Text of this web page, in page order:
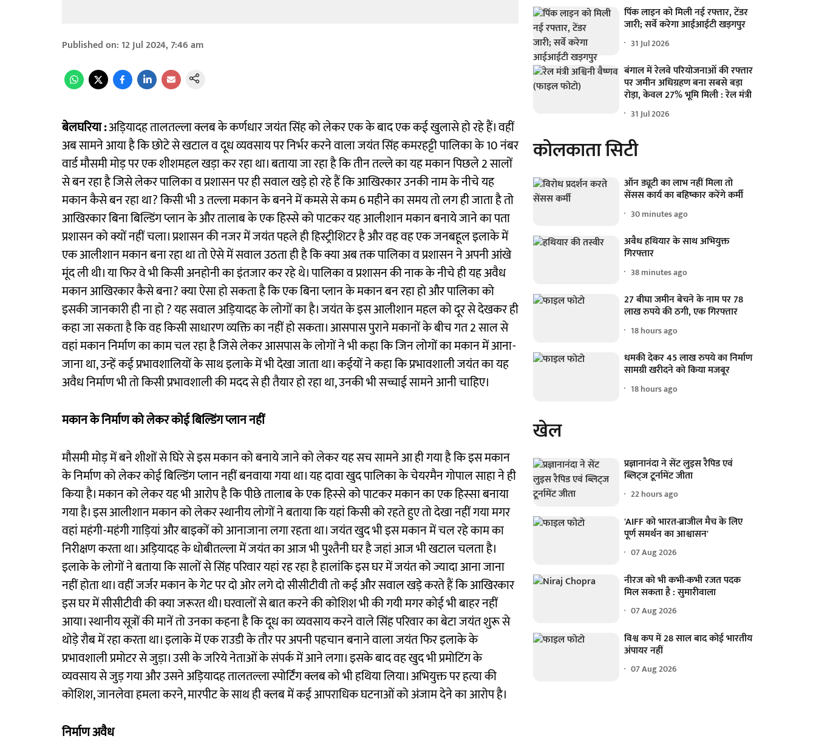
Published on: 12 Jul 2024, 7:46 am
बेलघरिया :अड़ियादह तालतल्ला क्लब के कर्णधार जयंत सिंह को लेकर एक के बाद एक कई खुलासे हो रहे हैं। वहीं
अब सामने आया है कि छोटे से खटाल व दूध व्यवसाय पर निर्भर करने वाला जयंत सिंह कमरहट्टी पालिका के 10 नंबर
वार्ड मौसमी मोड़ पर एक ​शीशमहल खड़ा कर रहा था। बताया जा रहा है कि तीन तल्ले का यह मकान पिछले 2 सालों
से बन रहा है जिसे लेकर पालिका व प्रशासन पर ही सवाल खड़े हो रहे हैं कि आखिरकार उनकी नाम के नीचे यह
मकान कैसे बन रहा था? किसी भी 3 तल्ला मकान के बनने में कमसे से कम 6 महीने का समय तो लग ही जाता है तो
आखिरकार बिना बिल्डिंग प्लान के और तालाब के एक हिस्से को पाटकर यह आलीशान मकान बनाये जाने का पता
प्रशासन को क्यों नहीं चला। प्रशासन की नजर में जयंत पहले ही हिस्ट्रीशिटर है और वह वह एक जनबहूल इलाके में
एक आलीशान मकान बना रहा था तो ऐसे में सवाल उठता ही है कि क्या अब तक पालिका व प्रशासन ने अपनी आंखे
मूंद ली थी। या फिर वे भी किसी अनहोनी का इंतजार कर रहे थे। पालिका व प्रशासन की नाक के नीचे ही यह अवैध
मकान आखिरकार कैसे बना? क्या ऐसा हो सकता है कि एक बिना प्लान के मकान बन रहा हो और पालिका को
इसकी जानकारी ही ना हो ? यह सवाल अड़ियादह के लोगों का है। जयंत के इस आलीशान महल को दूर से देखकर ही
कहा जा सकता है कि वह किसी साधारण व्यक्ति का नहीं हो सकता। आसपास पुराने मकानों के बीच गत 2 साल से
वहां मकान निर्माण का काम चल रहा है जिसे लेकर आसपास के लोगों ने भी कहा कि जिन लोगों का मकान में आना-
जाना था, उन्हें कई प्रभावशालियों के साथ इलाके में भी देखा जाता था। कईयों ने कहा कि प्रभावशाली जयंत का यह
अवैध निर्माण भी तो किसी प्रभावशाली की मदद से ही तैयार हो रहा था, उनकी भी सच्चाई सामने आनी चाहिए।
मकान के निर्माण को लेकर कोई बिल्डिंग प्लान नहीं
मौसमी मोड़ में बने शीशों से घिरे से इस मकान को बनाये जाने को लेकर यह सच सामने आ ही गया है कि इस मकान
के निर्माण को लेकर कोई बिल्डिंग प्लान नहीं बनवाया गया था। यह दावा खुद पालिका के चेयरमैन गोपाल साहा ने ही
किया है। मकान को लेकर यह भी आरोप है कि पीछे तालाब के एक हिस्से को पाटकर मकान का एक हिस्सा बनाया
गया है। इस आलीशान मकान को लेकर स्थानीय लोगों ने बताया कि यहां किसी को रहते हुए तो देखा नहीं गया मगर
वहां महंगी-महंगी गाड़ियां और बाइकों को आनाजाना लगा रहता था। जयंत खुद भी इस मकान में चल रहे काम का
निरीक्षण करता था। अड़ियादह के धोबीतल्ला में जयंत का आज भी पुश्तैनी घर है जहां आज भी खटाल चलता है।
इलाके के लोगों ने बताया कि सालों से सिंह परिवार यहां रह रहा है हालांकि इस घर में जयंत को ज्यादा आना जाना
नहीं होता था। वहीं जर्जर मकान के गेट पर दो ओर लगे दो सीसीटीवी तो कई और सवाल खड़े करते हैं कि आखिरकार
इस घर में सीसीटीवी की क्या जरूरत थी। घरवालों से बात करने की कोशिश भी की गयी मगर कोई भी बाहर नहीं
आया। स्थानीय सूत्रों की मानें तो उनका कहना है कि दूध का व्यवसाय करने वाले सिंह परिवार का बेटा जयंत शुरू से
थोड़े रौब में रहा करता था। इलाके में एक राउडी के तौर पर अपनी पहचान बनाने वाला जयंत फिर इलाके के
प्रभावशाली प्रमोटर से जुड़ा। उसी के जरिये नेताओं के संपर्क में आने लगा। इसके बाद वह खुद भी प्रमोटिंग के
व्यवसाय से जुड़ गया और उसने अड़ियादह तालतल्ला स्पोर्टिंग क्लब को भी हथिया लिया। अभियुक्त पर हत्या की
कोशिश, जानलेवा हमला करने, मारपीट के साथ ही क्लब में कई आपराधिक घटनाओं को अंजाम देने का आरोप है।
निर्माण अवैध
पिंक लाइन को मिली नई रफ्तार, टेंडर
जारी; सर्वे करेगा आईआईटी खड़गपुर
31 Jul 2026
बंगाल में रेलवे परियोजनाओं की रफ्तार
पर जमीन अधिग्रहण बना सबसे बड़ा
रोड़ा, केवल 27% भूमि मिली : रेल मंत्री
31 Jul 2026
कोलकाता सिटी
ऑन ड्यूटी का लाभ नहीं मिला तो
सेंसस कार्य का बहिष्कार करेंगे कर्मी
30 minutes ago
अवैध हथियार के साथ अभियुक्त
गिरफ्तार
38 minutes ago
27 बीघा जमीन बेचने के नाम पर 78
लाख रुपये की ठगी, एक गिरफ्तार
18 hours ago
धमकी देकर 45 लाख रुपये का निर्माण
सामग्री खरीदने को किया मजबूर
18 hours ago
खेल
प्रज्ञानानंदा ने सेंट लुइस रैपिड एवं
ब्लिट्ज टूर्नामेंट जीता
22 hours ago
'AIFF को भारत-ब्राजील मैच के लिए
पूर्ण समर्थन का आश्वासन'
07 Aug 2026
नीरज को भी कभी-कभी रजत पदक
मिल सकता है : सुमारीवाला
07 Aug 2026
विश्व कप में 28 साल बाद कोई भारतीय
अंपायर नहीं
07 Aug 2026